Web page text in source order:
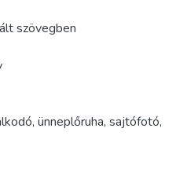
szövegben
, ünneplőruha, sajtófotó,